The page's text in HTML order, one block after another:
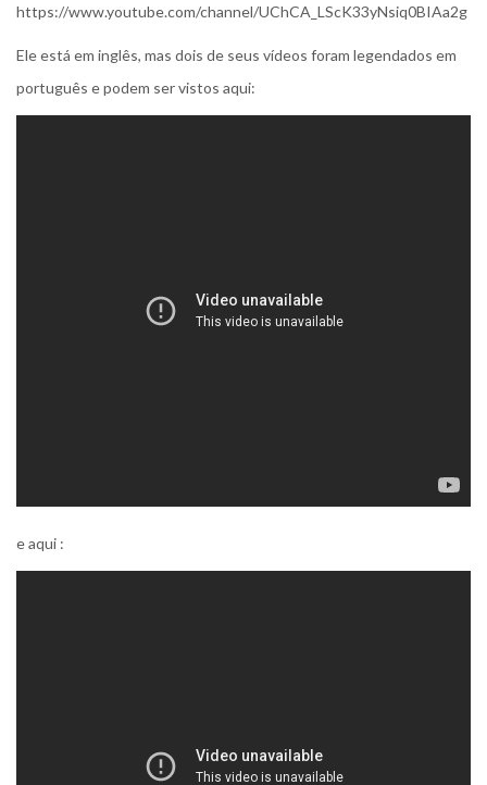
https://www.youtube.com/channel/UChCA_LScK33yNsiq0BIAa2g
Ele está em inglês, mas dois de seus vídeos foram legendados em
português e podem ser vistos aqui:
e aqui :